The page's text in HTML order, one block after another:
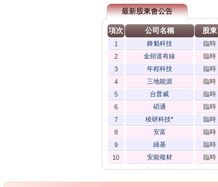
最新股東會公告
項次 公司名稱 股東
1 鋒魁科技
臨時
2
金頻道有線
臨時
3
年程科技
臨時
4
三地能源
臨時
5
台普威
臨時
6
碩通
臨時
7
稜研科技*
臨時
8
安富
臨時
9
綠基
臨時
10
安能複材 臨時